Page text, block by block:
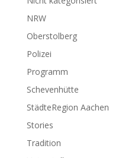
NRW
Oberstolberg
Polizei
Programm
Schevenhütte
StädteRegion Aachen
Stories
Tradition